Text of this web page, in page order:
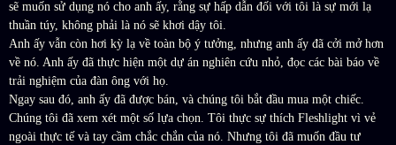
sẽ muốn sử dụng nó cho anh ấy, rằng sự hấp dẫn đối với tôi là sự mới lạ
thuần túy, không phải là nó sẽ khơi dậy tôi.
Anh ấy vẫn còn hơi kỳ lạ về toàn bộ ý tưởng, nhưng anh ấy đã cởi mở hơn
về nó. Anh ấy đã thực hiện một dự án nghiên cứu nhỏ, đọc các bài báo về
trải nghiệm của đàn ông với họ.
Ngay sau đó, anh ấy đã được bán, và chúng tôi bắt đầu mua một chiếc.
Chúng tôi đã xem xét một số lựa chọn. Tôi thực sự thích Fleshlight vì vẻ
ngoài thực tế và tay cầm chắc chắn của nó. Nhưng tôi đã muốn đầu tư